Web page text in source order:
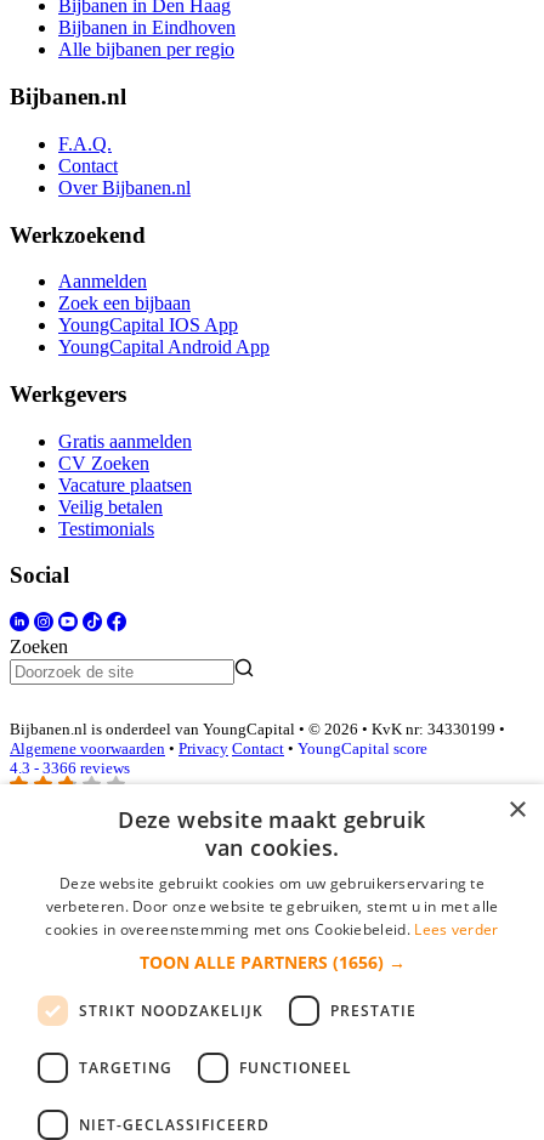
Bijbanen in Den Haag
Bijbanen in Eindhoven
Alle bijbanen per regio
Bijbanen.nl
F.A.Q.
Contact
Over Bijbanen.nl
Werkzoekend
Aanmelden
Zoek een bijbaan
YoungCapital IOS App
YoungCapital Android App
Werkgevers
Gratis aanmelden
CV Zoeken
Vacature plaatsen
Veilig betalen
Testimonials
Social
Zoeken
Bijbanen.nl is onderdeel van YoungCapital • © 2026 • KvK nr: 34330199 •
Algemene voorwaarden • Privacy Contact • YoungCapital score
4.3 - 3366 reviews
E-mail*
login gegevens onthouden
login
Bedrijf aanmelden
×
Deze website maakt gebruik
van cookies.
Deze website gebruikt cookies om uw gebruikerservaring te
verbeteren. Door onze website te gebruiken, stemt u in met alle
cookies in overeenstemming met ons Cookiebeleid. Lees verder
TOON ALLE PARTNERS (1656) →
STRIKT NOODZAKELIJK PRESTATIE
TARGETING FUNCTIONEEL
NIET-GECLASSIFICEERD